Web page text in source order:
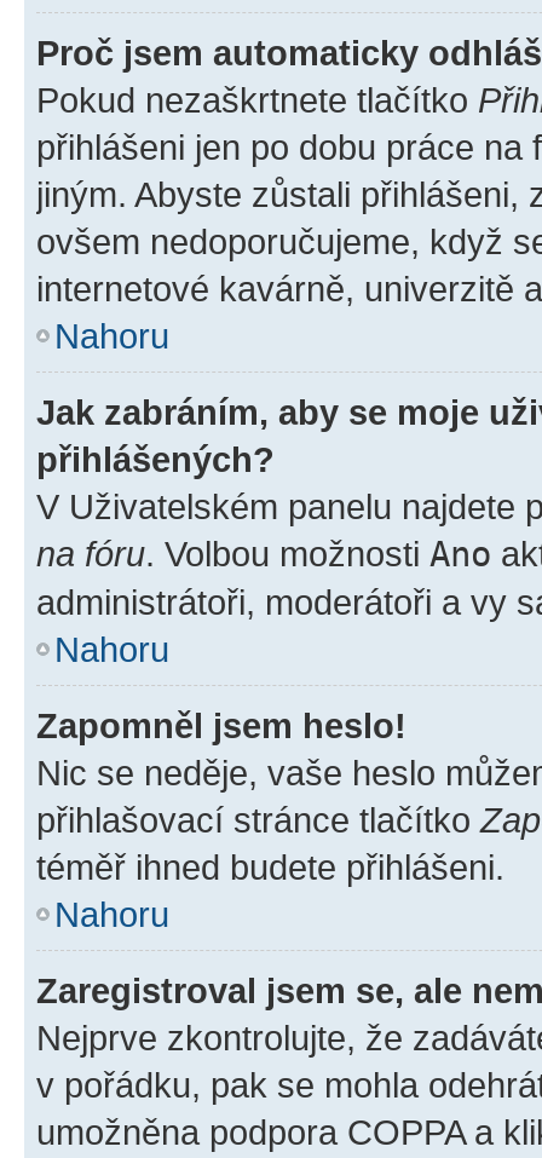
Proč jsem automaticky
Pokud nezaškrtnete tlačítko
přihlášeni jen po dobu práce
jiným. Abyste zůstali přihlášeni,
ovšem nedoporučujeme, když
internetové kavárně, univerzitě
Nahoru
Jak zabráním, aby se moje
přihlášených?
V Uživatelském panelu najdete
na fóru. Volbou možnosti Ano
administrátoři, moderátoři a vy
Nahoru
Zapomněl jsem heslo!
Nic se neděje, vaše heslo
přihlašovací stránce tlačítko
téměř ihned budete přihlášeni.
Nahoru
Zaregistroval jsem se, ale
Nejprve zkontrolujte, že
v pořádku, pak se mohla
umožněna podpora COPPA a